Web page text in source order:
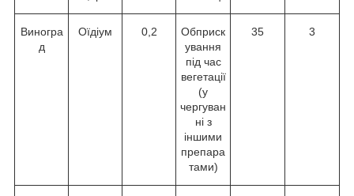
Виногра
д
Оїдіум 0,2
Обприск
ування
під час
вегетації
(у
чергуван
ні з
іншими
препара
тами)
35 3